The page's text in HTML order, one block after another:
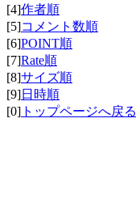
[4]作者順
[5]コメント数順
[6]POINT順
[7]Rate順
[8]サイズ順
[9]日時順
[0] トップページへ戻る